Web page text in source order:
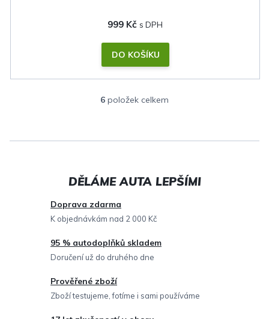
999 Kč
DO KOŠÍKU
O
l
a
í
p
r
y
6 položek celkem
Doprava zdarma
K objednávkám nad 2 000 Kč
95 % autodoplňků skladem
Doručení už do druhého dne
Prověřené zboží
Zboží testujeme, fotíme i sami používáme